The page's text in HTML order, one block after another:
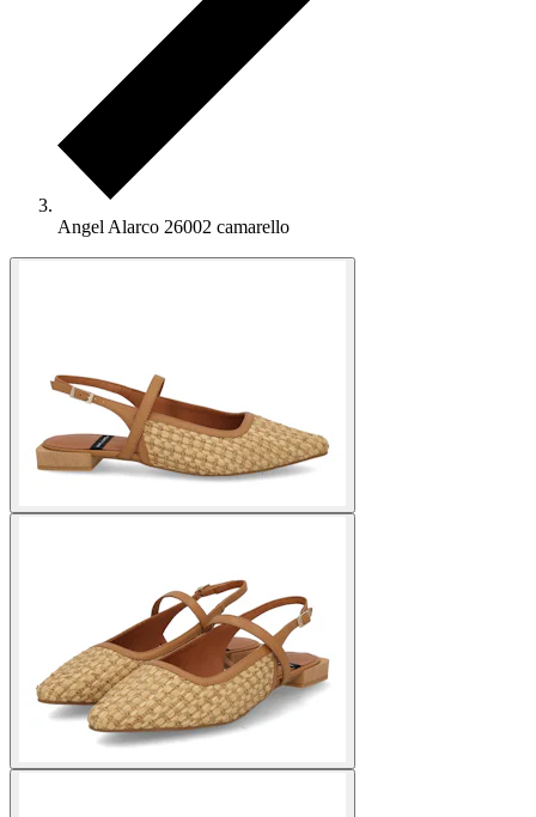
Angel Alarco 26002 camarello